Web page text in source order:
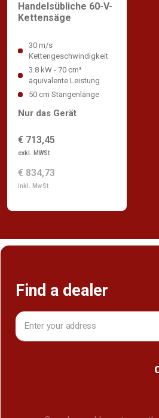
Handelsübliche 60-V-
Kettensäge
30 m/s
Kettengeschwindigkeit
3.8 kW - 70 cm³
äquivalente Leistung
50 cm Stangenlänge
€ 713,45
exkl. MWSt
€ 834,73
inkl. MwSt
Nur das Gerät
Find a dealer